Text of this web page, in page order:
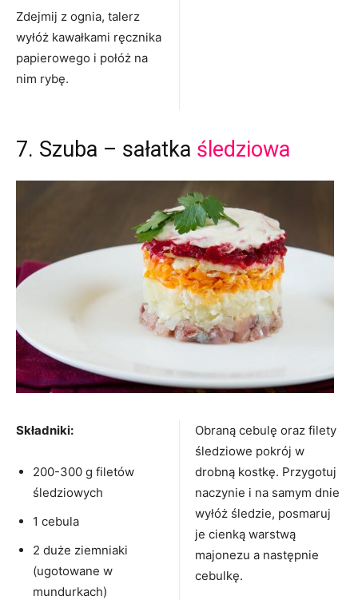
Zdejmij z ognia, talerz
wyłóż kawałkami ręcznika
papierowego i połóż na
nim rybę.
7. Szuba – sałatka śledziowa
Składniki:
200-300 g filetów
śledziowych
1 cebula
2 duże ziemniaki
(ugotowane w
mundurkach)
Obraną cebulę oraz filety
śledziowe pokrój w
drobną kostkę. Przygotuj
naczynie i na samym dnie
wyłóż śledzie, posmaruj
je cienką warstwą
majonezu a następnie
cebulkę.